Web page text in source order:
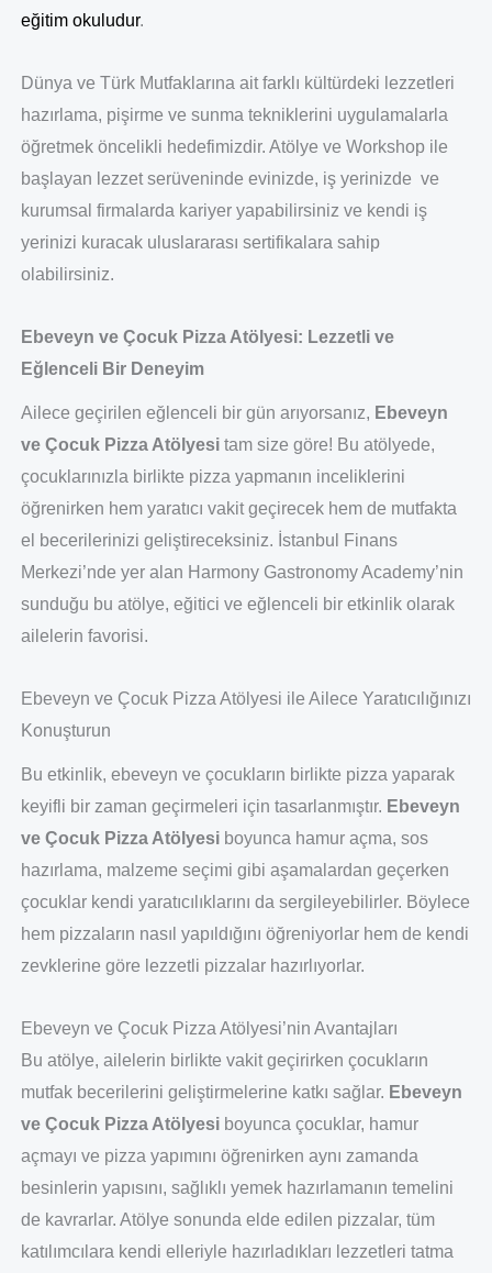
eğitim okuludur.
Dünya ve Türk Mutfaklarına ait farklı kültürdeki lezzetleri
hazırlama, pişirme ve sunma tekniklerini uygulamalarla
öğretmek öncelikli hedefimizdir. Atölye ve Workshop ile
başlayan lezzet serüveninde evinizde, iş yerinizde ve
kurumsal firmalarda kariyer yapabilirsiniz ve kendi iş
yerinizi kuracak uluslararası sertifikalara sahip
olabilirsiniz.
Ebeveyn ve Çocuk Pizza Atölyesi: Lezzetli ve
Eğlenceli Bir Deneyim
Ailece geçirilen eğlenceli bir gün arıyorsanız, Ebeveyn
ve Çocuk Pizza Atölyesitam size göre! Bu atölyede,
çocuklarınızla birlikte pizza yapmanın inceliklerini
öğrenirken hem yaratıcı vakit geçirecek hem de mutfakta
el becerilerinizi geliştireceksiniz. İstanbul Finans
Merkezi’nde yer alan Harmony Gastronomy Academy’nin
sunduğu bu atölye, eğitici ve eğlenceli bir etkinlik olarak
ailelerin favorisi.
Ebeveyn ve Çocuk Pizza Atölyesi ile Ailece Yaratıcılığınızı
Konuşturun
Bu etkinlik, ebeveyn ve çocukların birlikte pizza yaparak
keyifli bir zaman geçirmeleri için tasarlanmıştır. Ebeveyn
ve Çocuk Pizza Atölyesiboyunca hamur açma, sos
hazırlama, malzeme seçimi gibi aşamalardan geçerken
çocuklar kendi yaratıcılıklarını da sergileyebilirler. Böylece
hem pizzaların nasıl yapıldığını öğreniyorlar hem de kendi
zevklerine göre lezzetli pizzalar hazırlıyorlar.
Ebeveyn ve Çocuk Pizza Atölyesi’nin Avantajları
Bu atölye, ailelerin birlikte vakit geçirirken çocukların
mutfak becerilerini geliştirmelerine katkı sağlar. Ebeveyn
ve Çocuk Pizza Atölyesiboyunca çocuklar, hamur
açmayı ve pizza yapımını öğrenirken aynı zamanda
besinlerin yapısını, sağlıklı yemek hazırlamanın temelini
de kavrarlar. Atölye sonunda elde edilen pizzalar, tüm
katılımcılara kendi elleriyle hazırladıkları lezzetleri tatma